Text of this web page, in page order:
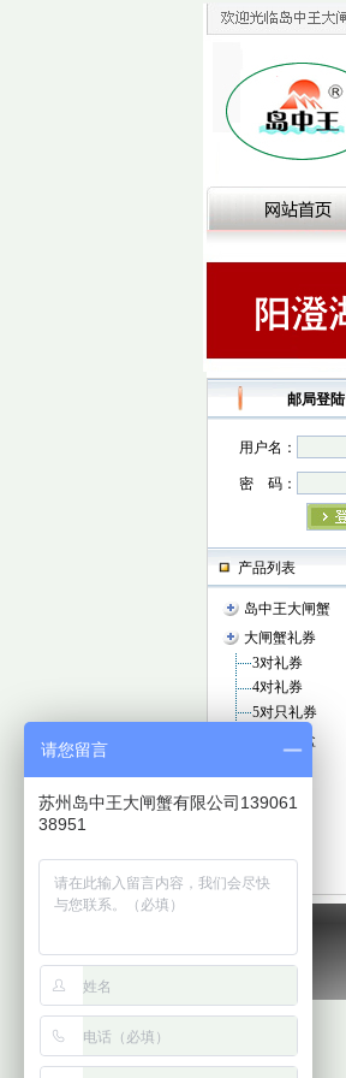
邮局登陆
用户名：
密 码：
产品列表
岛中王大闸蟹
大闸蟹礼券
3对礼券
4对礼券
5对只礼券
大闸蟹礼盒
5对礼盒
请您留言
苏州岛中王大闸蟹有限公司139061
38951